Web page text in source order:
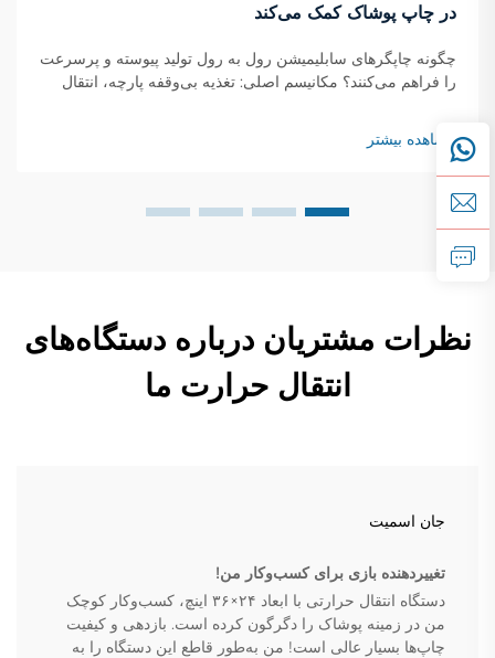
در چاپ پوشاک کمک می‌کند
چگونه چاپگرهای سابلیمیشن رول به رول تولید پیوسته و پرسرعت
را فراهم می‌کنند؟ مکانیسم اصلی: تغذیه بی‌وقفه پارچه، انتقال
رول‌های پارچه...
مشاهده بیشتر
نظرات مشتریان درباره دستگاه‌های
انتقال حرارت ما
جان اسمیت
تغییردهنده بازی برای کسب‌وکار من!
دستگاه انتقال حرارتی با ابعاد ۲۴×۳۶ اینچ، کسب‌وکار کوچک
من در زمینه پوشاک را دگرگون کرده است. بازدهی و کیفیت
چاپ‌ها بسیار عالی است! من به‌طور قاطع این دستگاه را به